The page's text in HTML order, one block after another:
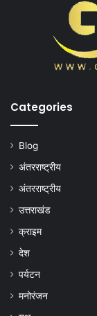
Categories
Blog
अंतरराष्ट्रीय
अंतरराष्ट्रीय
उत्तराखंड
क्राइम
देश
पर्यटन
मनोरंजन